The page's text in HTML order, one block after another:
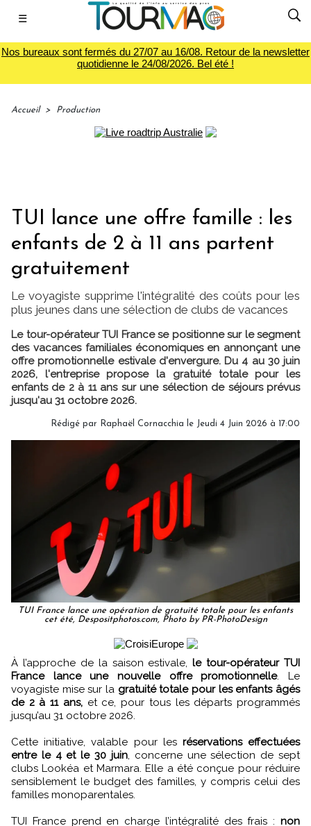
☰
Nos bureaux sont fermés du 27/07 au 16/08. Retour de la newsletter
quotidienne le 24/08/2026. Bel été !
Accueil > Production
TUI lance une offre famille : les
enfants de 2 à 11 ans partent
gratuitement
Le voyagiste supprime l'intégralité des coûts pour les
plus jeunes dans une sélection de clubs de vacances
Le tour-opérateur TUI France se positionne sur le segment
des vacances familiales économiques en annonçant une
offre promotionnelle estivale d'envergure. Du 4 au 30 juin
2026, l'entreprise propose la gratuité totale pour les
enfants de 2 à 11 ans sur une sélection de séjours prévus
jusqu'au 31 octobre 2026.
Rédigé par Raphaël Cornacchia le Jeudi 4 Juin 2026 à 17:00
TUI France lance une opération de gratuité totale pour les enfants
cet été, Despositphotos.com, Photo by PR-PhotoDesign
À l’approche de la saison estivale,le tour-opérateur TUI
France lance une nouvelle offre promotionnelle. Le
voyagiste mise sur la gratuité totale pour les enfants âgés
de 2 à 11 ans,et ce, pour tous les départs programmés
jusqu’au 31 octobre 2026.
Cette initiative, valable pour les réservations effectuées
entre le 4 et le 30 juin, concerne une sélection de sept
clubs Lookéa et Marmara. Elle a été conçue pour réduire
sensiblement le budget des familles, y compris celui des
familles monoparentales.
TUI France prend en charge l’intégralité des frais : non